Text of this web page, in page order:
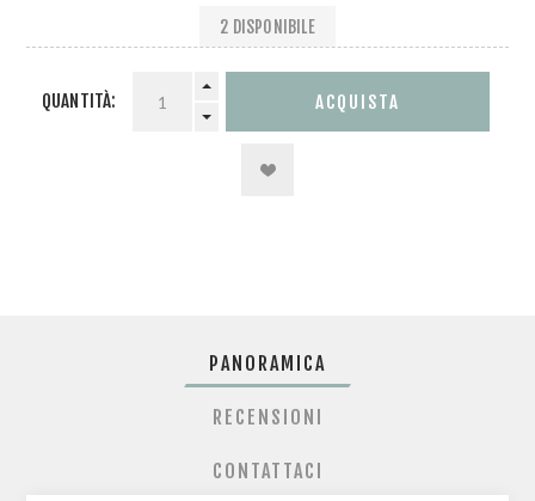
2 DISPONIBILE
QUANTITÀ:
PANORAMICA
RECENSIONI
CONTATTACI